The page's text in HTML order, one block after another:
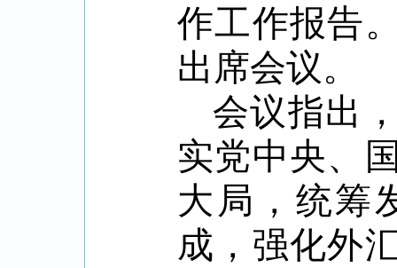
作工作报告
出席会议。
会议指出
实党中央、
大局，统筹
成，强化外